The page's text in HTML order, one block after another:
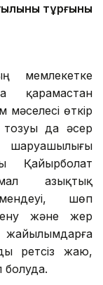
тұрғыны
мемлекетке
қарамастан
өткір
тозуы да әсер
Қайырболат
азықтық
шөп
және жер
ретсіз жаю,
болуда.